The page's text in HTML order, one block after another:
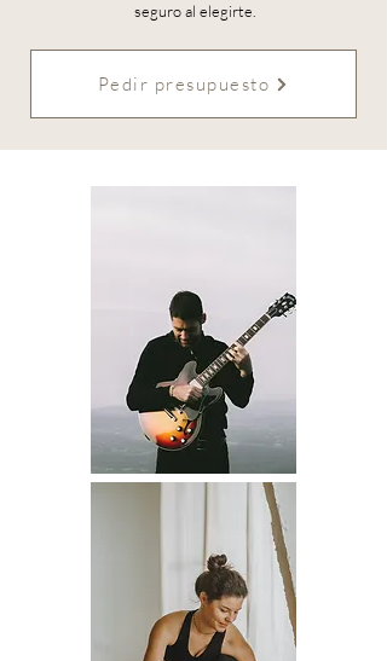
seguro al elegirte.
Pedir presupuesto